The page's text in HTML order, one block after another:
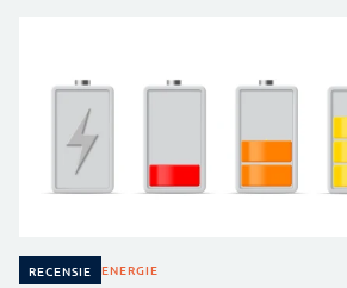
RECENSIE ENERGIE